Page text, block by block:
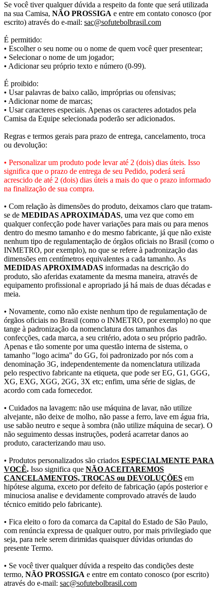
Se você tiver qualquer dúvida a respeito da fonte que será utilizada
na sua Camisa, NÃO PROSSIGA e entre em contato conosco (por
escrito) através do e-mail: sac@sofutebolbrasil.com
É permitido:
• Escolher o seu nome ou o nome de quem você quer presentear;
• Selecionar o nome de um jogador;
• Adicionar seu próprio texto e número (0-99).
É proibido:
• Usar palavras de baixo calão, impróprias ou ofensivas;
• Adicionar nome de marcas;
• Usar caracteres especiais. Apenas os caracteres adotados pela
Camisa da Equipe selecionada poderão ser adicionados.
Regras e termos gerais para prazo de entrega, cancelamento, troca
ou devolução:
• Personalizar um produto pode levar até 2 (dois) dias úteis. Isso
significa que o prazo de entrega de seu Pedido, poderá será
acrescido de até 2 (dois) dias úteis a mais do que o prazo informado
na finalização de sua compra.
• Com relação às dimensões do produto, deixamos claro que tratam-
se de MEDIDAS APROXIMADAS, uma vez que como em
qualquer confecção pode haver variações para mais ou para menos
dentro do mesmo tamanho e do mesmo fabricante, já que não existe
nenhum tipo de regulamentação de órgãos oficiais no Brasil (como o
INMETRO, por exemplo), no que se refere à padronização das
dimensões em centímetros equivalentes a cada tamanho. As
MEDIDAS APROXIMADAS informadas na descrição do
produto, são aferidas exatamente da mesma maneira, através de
equipamento profissional e apropriado já há mais de duas décadas e
meia.
• Novamente, como não existe nenhum tipo de regulamentação de
órgãos oficiais no Brasil (como o INMETRO, por exemplo) no que
tange à padronização da nomenclatura dos tamanhos das
confecções, cada marca, a seu critério, adota o seu próprio padrão.
Apenas e tão somente por uma questão interna de sistema, o
tamanho "logo acima" do GG, foi padronizado por nós com a
denominação 3G, independentemente da nomenclatura utilizada
pelo respectivo fabricante na etiqueta, que pode ser EG, G1, GGG,
XG, EXG, XGG, 2GG, 3X etc; enfim, uma série de siglas, de
acordo com cada fornecedor.
• Cuidados na lavagem: não use máquina de lavar, não utilize
alvejante, não deixe de molho, não passe a ferro, lave em água fria,
use sabão neutro e seque à sombra (não utilize máquina de secar). O
não seguimento dessas instruções, poderá acarretar danos ao
produto, caracterizando mau uso.
• Produtos personalizados são criados ESPECIALMENTE PARA
VOCÊ. Isso significa que NÃO ACEITAREMOS
CANCELAMENTOS, TROCAS ou DEVOLUÇÕES em
hipótese alguma, exceto por defeito de fabricação (após posterior e
minuciosa analise e devidamente comprovado através de laudo
técnico emitido pelo fabricante).
• Fica eleito o foro da comarca da Capital do Estado de São Paulo,
com renúncia expressa de qualquer outro, por mais privilegiado que
seja, para nele serem dirimidas quaisquer dúvidas oriundas do
presente Termo.
• Se você tiver qualquer dúvida a respeito das condições deste
termo, NÃO PROSSIGA e entre em contato conosco (por escrito)
através do e-mail: sac@sofutebolbrasil.com